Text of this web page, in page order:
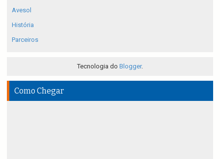
Avesol
História
Parceiros
Tecnologia do Blogger.
Como Chegar